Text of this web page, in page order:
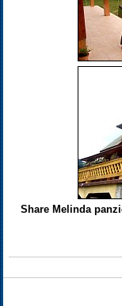
Share Melinda